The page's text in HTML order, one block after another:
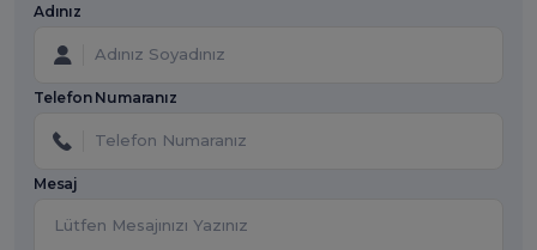
Adınız
Telefon Numaranız
Mesaj